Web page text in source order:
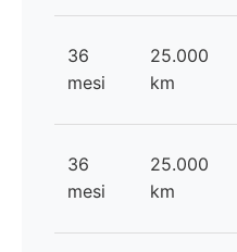
36
mesi
25.000
km
36
mesi
25.000
km